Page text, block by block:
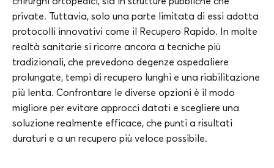
private. Tuttavia, solo una parte limitata di essi adotta
protocolli innovativi come il Recupero Rapido. In molte
realtà sanitarie si ricorre ancora a tecniche più
tradizionali, che prevedono degenze ospedaliere
prolungate, tempi di recupero lunghi e una riabilitazione
più lenta. Confrontare le diverse opzioni è il modo
migliore per evitare approcci datati e scegliere una
soluzione realmente efficace, che punti a risultati
duraturi e a un recupero più veloce possibile.